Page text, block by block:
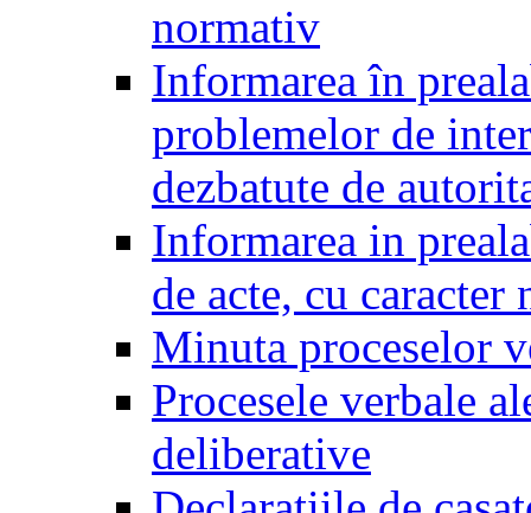
normativ
Informarea în
problemelor de
dezbatute de
Informarea in
de acte, cu caracter
Minuta proceselor
Procesele verbale
deliberative